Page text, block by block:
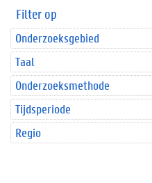
Filter op
Onderzoeksgebied
Taal
Onderzoeksmethode
Tijdsperiode
Regio